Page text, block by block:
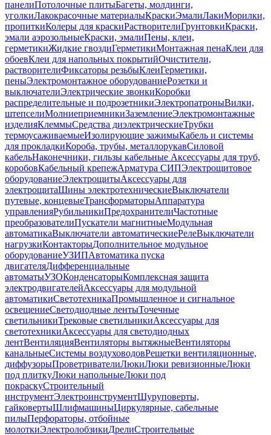
панелиПотолочные плитыБагеты, молдинги,
уголкиЛакокрасочные материалыКраскиЭмалиЛакиМорилки,
пропиткиКолеры для краскиРастворителиГрунтовкиКраски,
эмали аэрозольныеКраски, эмалиПены, клеи,
герметикиЖидкие гвоздиГерметикиМонтажная пенаКлеи для
обоевКлеи для напольных покрытийОчистители,
растворителиФиксаторы резьбыКлеиГерметики,
пеныЭлектромонтажное оборудованиеРозетки и
выключателиЭлектрические звонкиКоробки
распределительные и подрозетникиЭлектропатроныВилки,
штепселиМолниеприемникиЗаземлениеЭлектромонтажные
изделияКлеммыСредства диэлектрическиеТрубки
термоусаживаемыеИзолирующие зажимыКабель и системы
для прокладкиКороба, трубы, металлорукавСиловой
кабельНаконечники, гильзы кабельные Аксессуары для труб,
коробовКабельный крепежАрматура СИПЭлектрощитовое
оборудованиеЭлектрощитыАксессуары для
электрощитаШины электротехническиеВыключатели
путевые, концевыеТрансформаторыАппаратура
управленияРубильникиПредохранителиЧастотные
преобразователиПускатели магнитныеМодульная
автоматикаВыключатели автоматическиеРелеВыключатели
нагрузкиКонтакторыДополнительное модульное
оборудованиеУЗИПАвтоматика пуска
двигателяДифференциальные
автоматыУЗОКонденсаторыКомплексная защита
электродвигателейАксессуары для модульной
автоматикиСветотехникаПромышленное и сигнальное
освещениеСветодиодные лентыТочечные
светильникиТрековые светильникиАксессуары для
светотехникиАксессуары для светодиодных
лентВентиляцияВентиляторы вытяжныеВентиляторы
канальныеСистемы воздуховодовРешетки вентиляционные,
диффузорыПроветривателиЛюкиЛюки ревизионныеЛюки
под плиткуЛюки напольныеЛюки под
покраскуСтроительный
инструментЭлектроинструментШуруповерты,
гайковертыШлифмашиныЦиркулярные, сабельные
пилыПерфораторы, отбойные
молоткиЭлектролобзикиДрелиСтроительные